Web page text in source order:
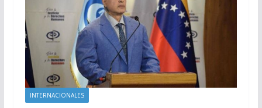
INTERNACIONALES